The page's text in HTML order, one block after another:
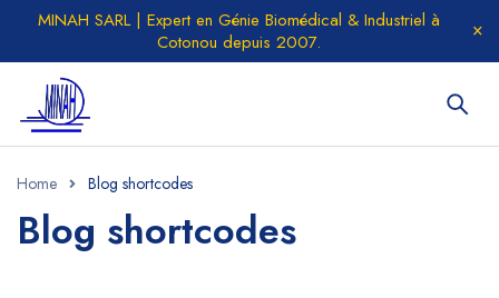
MINAH SARL | Expert en Génie Biomédical & Industriel à
Cotonou depuis 2007.
Home Blog shortcodes
Blog shortcodes